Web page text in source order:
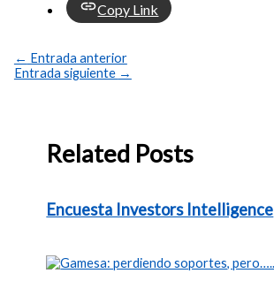
Copy Link
← Entrada anterior
Entrada siguiente →
Related Posts
Encuesta Investors Intelligence